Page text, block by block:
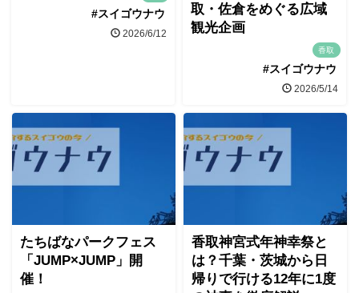
#スイゴウナウ
2026/6/12
取・佐倉をめぐる広域
観光企画
香取
#スイゴウナウ
2026/5/14
たちばなパークフェス
「JUMP×JUMP」開
催！
香取神宮式年神幸祭と
は？千葉・茨城から日
帰りで行ける12年に1度